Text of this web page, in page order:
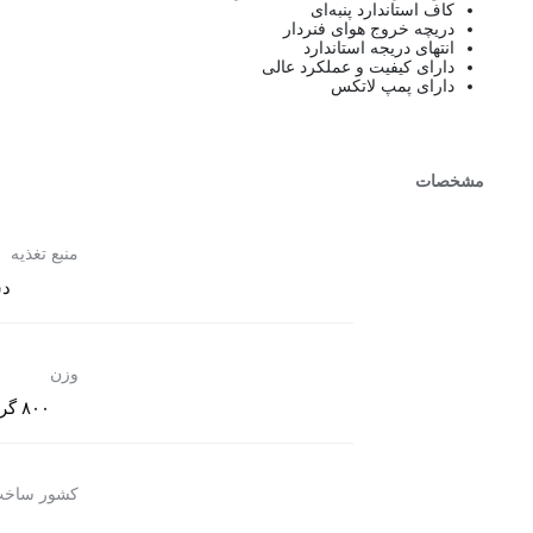
کاف استاندارد پنبه‌ای
دریچه خروج هوای فنردار
انتهای دریجه استاندارد
دارای کیفیت و عملکرد عالی
دارای پمپ لاتکس
مشخصات
منبع تغذیه
وزن
۸۰۰ گرم
کشور